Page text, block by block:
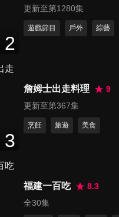
第94集 靈異
第96集 清水
第97集 龜山
2
更新至第1280集
遊戲節目 戶外 綜藝
3
詹姆士出走料理
9
更新至第367集
烹飪 旅遊 美食
福建一百吃
8.3
全30集